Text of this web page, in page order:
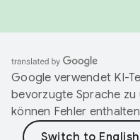
Google verwendet KI-
bevorzugte Sprache
können Fehler